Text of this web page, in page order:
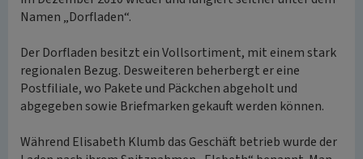
Namen „Dorfladen“.
Der Dorfladen besitzt ein Vollsortiment, mit einem stark
regionalen Bezug. Desweiteren beherbergt er eine
Postfiliale, wo Pakete und Päckchen abgeholt und
abgegeben sowie Briefmarken gekauft werden können.
Während Elisabeth Klumb das Geschäft betrieb wurde der